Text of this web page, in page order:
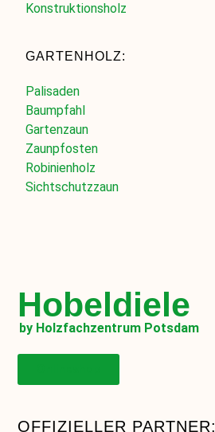
Konstruktionsholz
GARTENHOLZ:
Palisaden
Baumpfahl
Gartenzaun
Zaunpfosten
Robinienholz
Sichtschutzzaun
Hobeldiele
by Holzfachzentrum Potsdam
OFFIZIELLER PARTNER: